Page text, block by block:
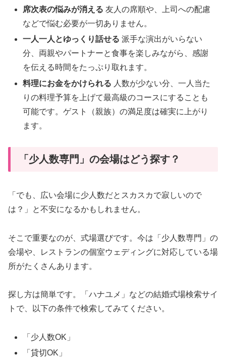
席次表の悩みが消える 友人の席順や、上司への配慮
などで悩む必要が一切ありません。
一人一人とゆっくり話せる 派手な演出がいらない
分、両親やパートナーと食事を楽しみながら、感謝
を伝える時間をたっぷり取れます。
料理にお金をかけられる 人数が少ない分、一人当た
りの料理予算を上げて最高級のコースにすることも
可能です。ゲスト（親族）の満足度は確実に上がり
ます。
「少人数専門」の会場はどう探す？
「でも、広い会場に少人数だとスカスカで寂しいので
は？」と不安になるかもしれません。
そこで重要なのが、式場選びです。今は「少人数専門」の
会場や、レストランの個室ウェディングに対応している場
所がたくさんあります。
探し方は簡単です。「ハナユメ」などの結婚式場検索サイ
トで、以下の条件で検索してみてください。
「少人数OK」
「貸切OK」